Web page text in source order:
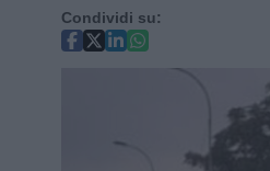
Condividi su: